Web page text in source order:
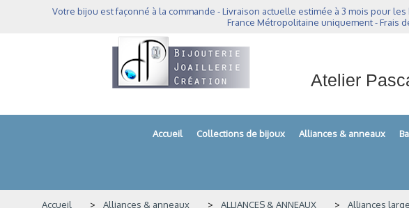
Votre bijou est façonné à la commande - Livraison actuelle estimée à 3 mois pour
France Métropolitaine uniquement - Frais
Atelier
Accueil Collections de bijoux Alliances & anneaux
Accueil Alliances & anneaux ALLIANCES & ANNEAUX Alliances